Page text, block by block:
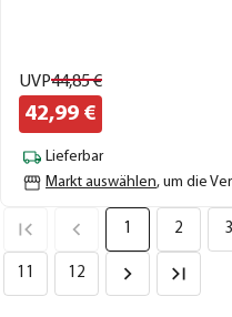
UVP44,85€
42,99 €
Lieferbar
Markt auswählen, um die
1 2 3
11 12